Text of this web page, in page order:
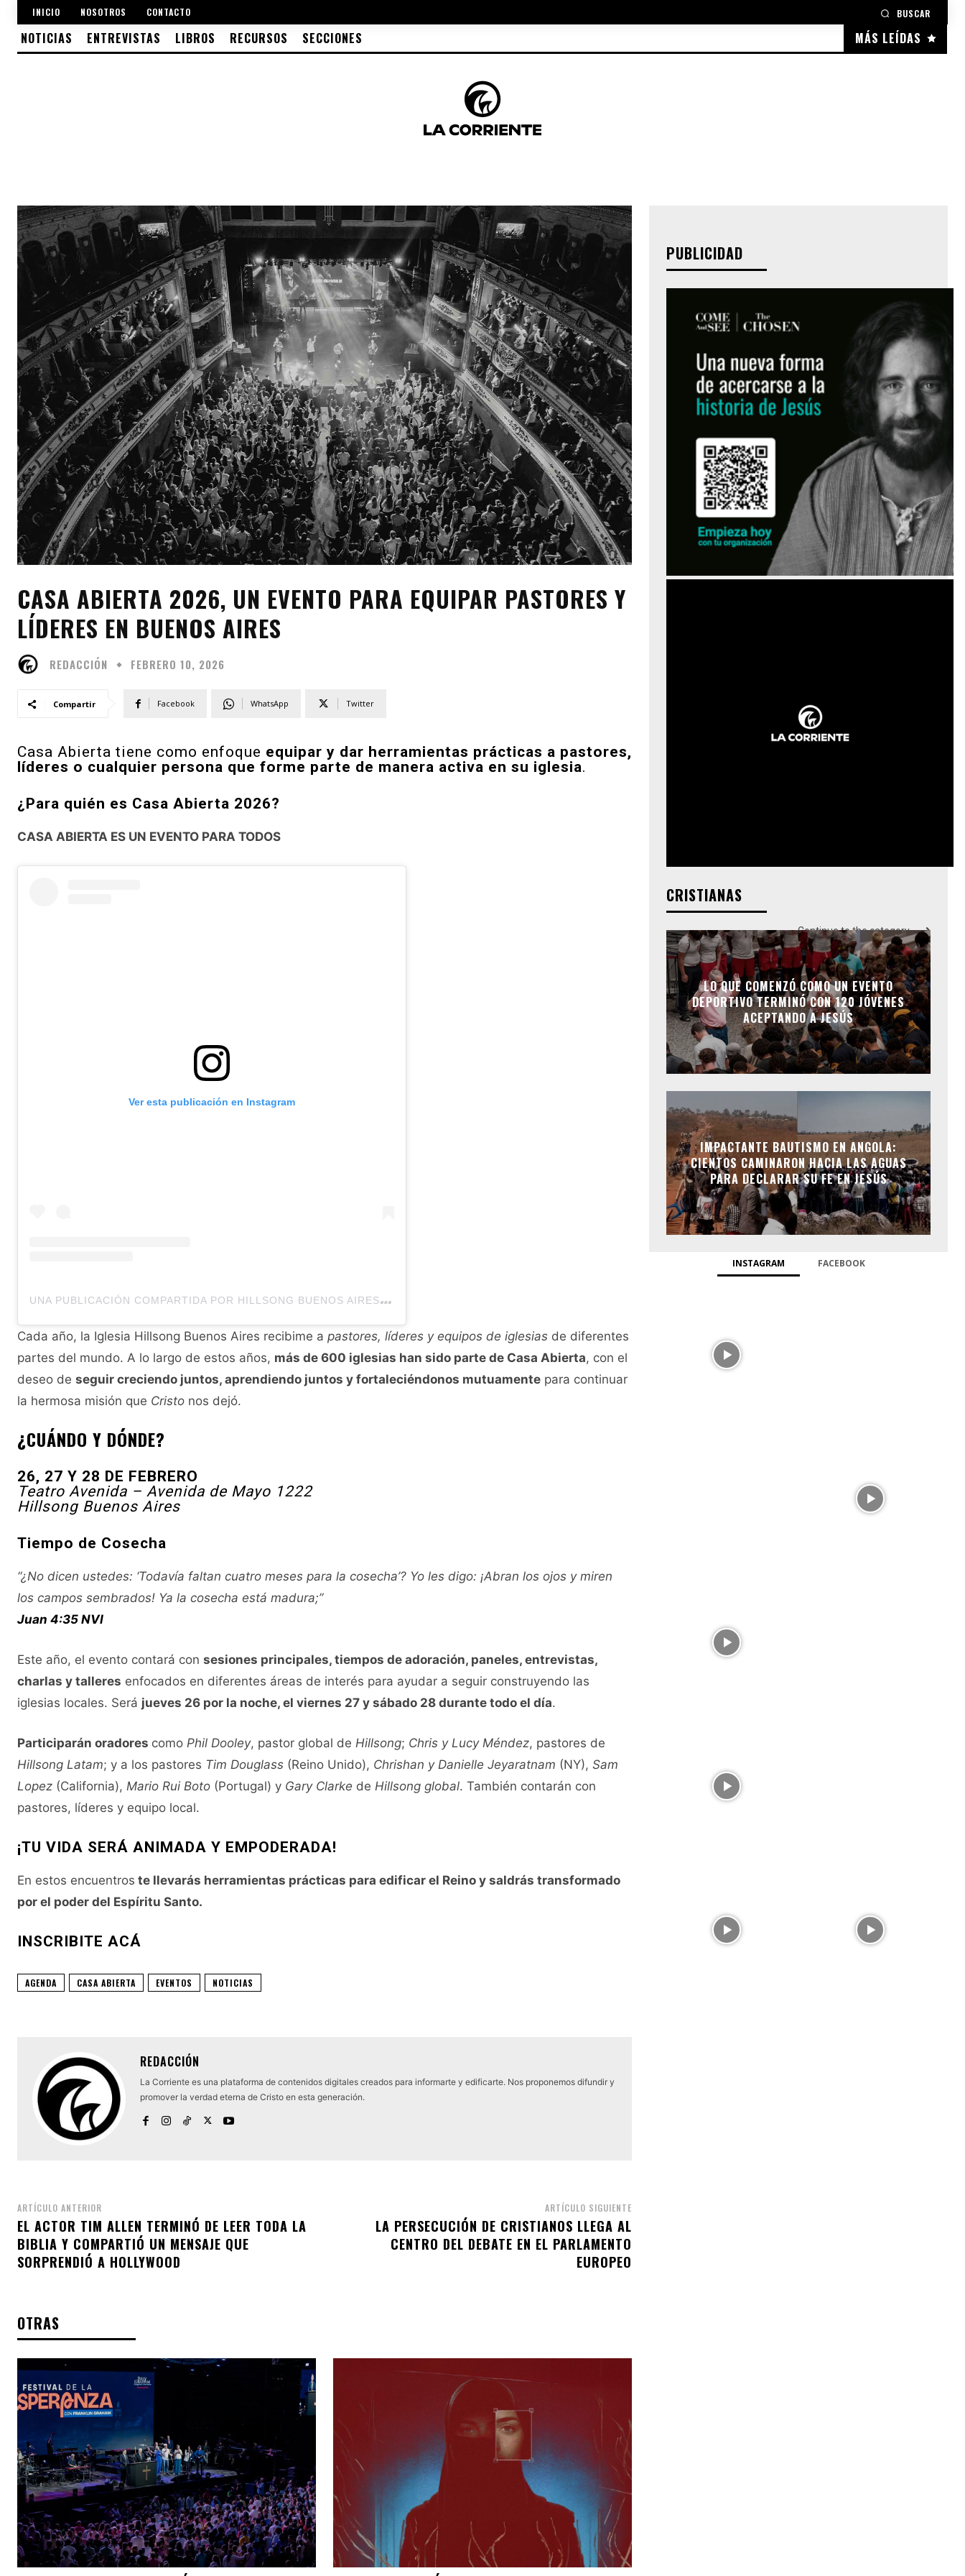
INICIO NOSOTROS CONTACTO BUSCAR
MÁS LEÍDAS
NOTICIAS ENTREVISTAS LIBROS RECURSOS SECCIONES
CASA ABIERTA 2026, UN EVENTO PARA EQUIPAR PASTORES Y
LÍDERES EN BUENOS AIRES
REDACCIÓN FEBRERO 10, 2026
Compartir Facebook Twitter
WhatsApp
Casa Abierta tiene como enfoque equipar y dar herramientas prácticas a pastores,
líderes o cualquier persona que forme parte de manera activa en su iglesia.
¿Para quién es Casa Abierta 2026?
CASA ABIERTA ES UN EVENTO PARA TODOS
Ver esta publicación en Instagram
U
NA PUBLICACIÓN COMPARTIDA POR HILLSONG BUENOS AIRES (@HILLSONGBUENOSAIRES)
Cada año, la Iglesia Hillsong Buenos Aires recibime a pastores, líderes y equipos de iglesias de diferentes
partes del mundo. A lo largo de estos años, más de 600 iglesias han sido parte de Casa Abierta, con el
deseo de seguir creciendo juntos, aprendiendo juntos y fortaleciéndonos mutuamente para continuar
la hermosa misión que Cristo nos dejó.
¿CUÁNDO Y DÓNDE?
26, 27 Y 28 DE FEBRERO
Teatro Avenida – Avenida de Mayo 1222
Hillsong Buenos Aires
Tiempo de Cosecha
“¿No dicen ustedes: ‘Todavía faltan cuatro meses para la cosecha’? Yo les digo: ¡Abran los ojos y miren
los campos sembrados! Ya la cosecha está madura;”
Juan 4:35 NVI
Este año, el evento contará con sesiones principales, tiempos de adoración, paneles, entrevistas,
charlas y talleres enfocados en diferentes áreas de interés para ayudar a seguir construyendo las
iglesias locales. Será jueves 26 por la noche, el viernes 27 y sábado 28 durante todo el día.
Participarán oradores como Phil Dooley, pastor global de Hillsong; Chris y Lucy Méndez, pastores de
Hillsong Latam; y a los pastores Tim Douglass (Reino Unido), Chrishan y Danielle Jeyaratnam (NY), Sam
Lopez (California), Mario Rui Boto (Portugal) y Gary Clarke de Hillsong global. También contarán con
pastores, líderes y equipo local.
¡TU VIDA SERÁ ANIMADA Y EMPODERADA!
En estos encuentros te llevarás herramientas prácticas para edificar el Reino y saldrás transformado
por el poder del Espíritu Santo.
INSCRIBITE ACÁ
AGENDA CASA ABIERTA EVENTOS NOTICIAS
REDACCIÓN
La Corriente es una plataforma de contenidos digitales creados para informarte y edificarte. Nos proponemos difundir y
promover la verdad eterna de Cristo en esta generación.
ARTÍCULO ANTERIOR
EL ACTOR TIM ALLEN TERMINÓ DE LEER TODA LA
BIBLIA Y COMPARTIÓ UN MENSAJE QUE
SORPRENDIÓ A HOLLYWOOD
ARTÍCULO SIGUIENTE
LA PERSECUCIÓN DE CRISTIANOS LLEGA AL
CENTRO DEL DEBATE EN EL PARLAMENTO
EUROPEO
OTRAS
PUBLICIDAD
CRISTIANAS
Continue to the category
LO QUE COMENZÓ COMO UN EVENTO
DEPORTIVO TERMINÓ CON 120 JÓVENES
ACEPTANDO A JESÚS
IMPACTANTE BAUTISMO EN ANGOLA:
CIENTOS CAMINARON HACIA LAS AGUAS
PARA DECLARAR SU FE EN JESÚS
INSTAGRAM FACEBOOK